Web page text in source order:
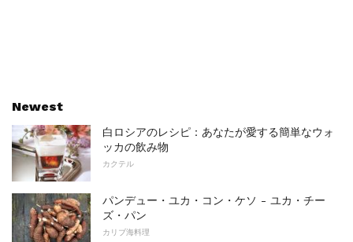
Newest
白ロシアのレシピ：あなたが愛する簡単なウォ
ッカの飲み物
カクテル
パンデュー・ユカ・コン・ケソ - ユカ・チー
ズ・パン
カリブ海料理